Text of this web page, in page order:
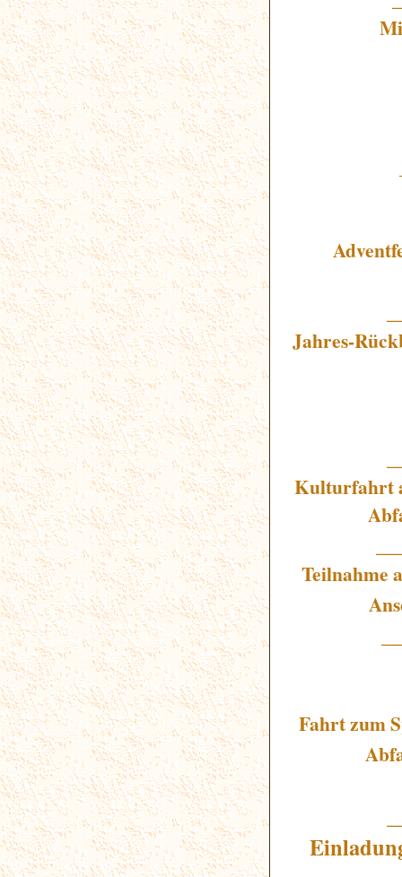
Jahres-
Kulturfahrt
Teilnahme
Fahrt zum